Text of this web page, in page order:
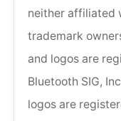
neither affiliated
trademark
and logos are
Bluetooth SIG,
logos are